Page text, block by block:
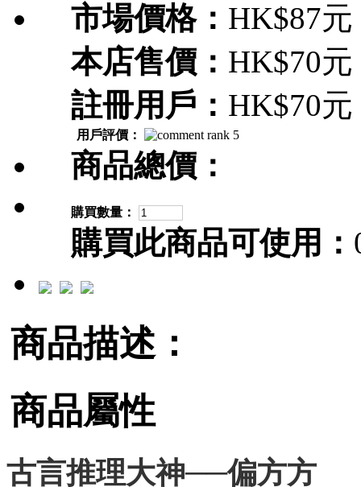
市場價格： HK$87元
本店售價： HK$70元
註冊用戶： HK$70元
用戶評價：
商品總價：
購買數量：
購買此商品可使用：
商品描述：
商品屬性
古言推理大神──偏方方